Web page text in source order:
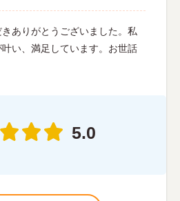
ありがとうございました。私
い、満足しています。お世話
5.0